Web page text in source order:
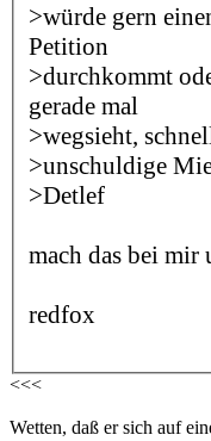
>würde gern
Petition
>durchkommt
gerade mal
>wegsieht,
>unschuldige
>Detlef
mach das bei mir
redfox
<<<
Wetten, daß er sich auf